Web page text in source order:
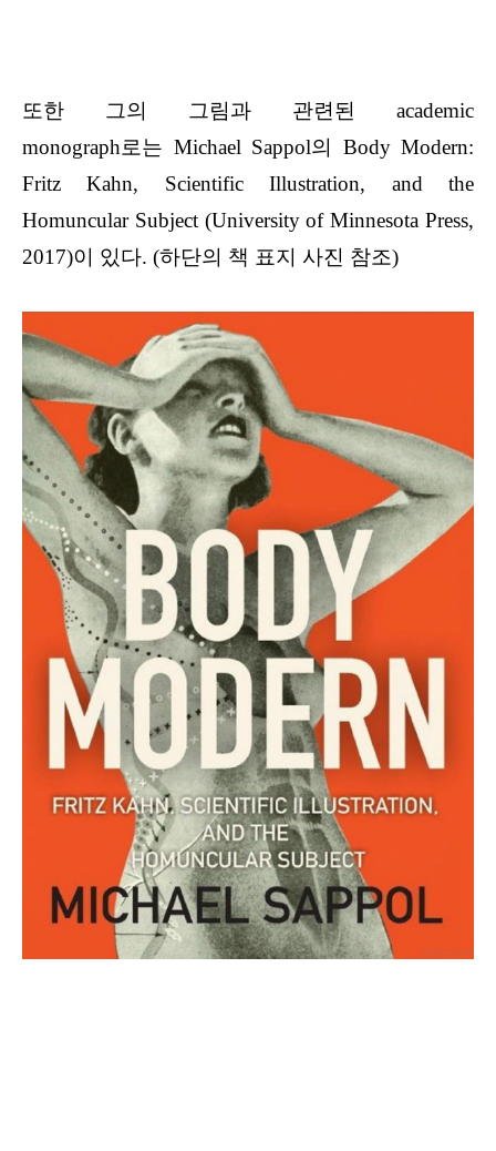
또한 그의 그림과 관련된 academic
monograph로는 Michael Sappol의 Body Modern:
Fritz Kahn, Scientific Illustration, and the
Homuncular Subject (University of Minnesota Press,
2017)이 있다. (하단의 책 표지 사진 참조)